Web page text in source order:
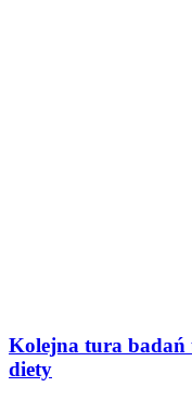
Kolejna tura badań
diety